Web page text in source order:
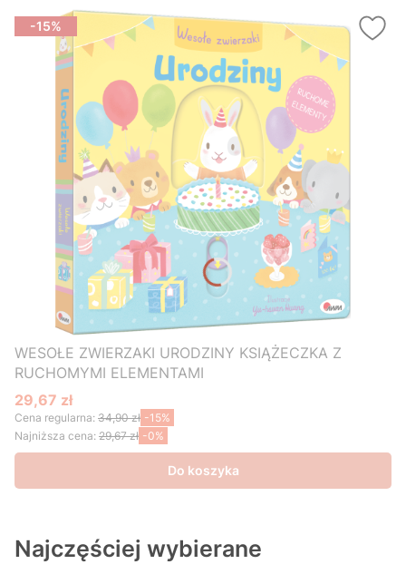
-15%
WESOŁE ZWIERZAKI URODZINY KSIĄŻECZKA Z
RUCHOMYMI ELEMENTAMI
Cena promocyjna
29,67 zł
Cena regularna: 34,90 zł -15%
Najniższa cena: 29,67 zł -0%
Do koszyka
Najczęściej wybierane